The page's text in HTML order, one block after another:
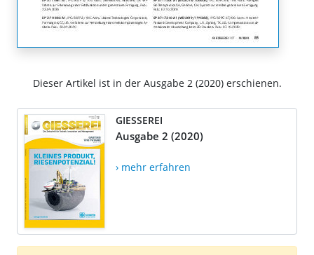
Dieser Artikel ist in der Ausgabe 2 (2020) erschienen.
GIESSEREI
Ausgabe 2 (2020)
› mehr erfahren